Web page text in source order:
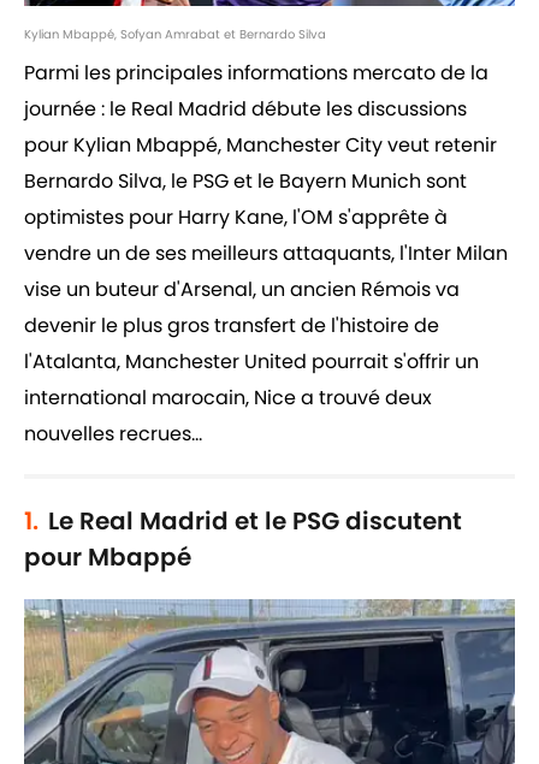
Kylian Mbappé, Sofyan Amrabat et Bernardo Silva
Parmi les principales informations mercato de la
journée : le Real Madrid débute les discussions
pour Kylian Mbappé, Manchester City veut retenir
Bernardo Silva, le PSG et le Bayern Munich sont
optimistes pour Harry Kane, l'OM s'apprête à
vendre un de ses meilleurs attaquants, l'Inter Milan
vise un buteur d'Arsenal, un ancien Rémois va
devenir le plus gros transfert de l'histoire de
l'Atalanta, Manchester United pourrait s'offrir un
international marocain, Nice a trouvé deux
nouvelles recrues...
1. Le Real Madrid et le PSG discutent
pour Mbappé